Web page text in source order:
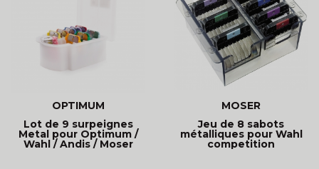
OPTIMUM
Lot de 9 surpeignes
Metal pour Optimum /
Wahl / Andis / Moser
MOSER
Jeu de 8 sabots
métalliques pour Wahl
competition